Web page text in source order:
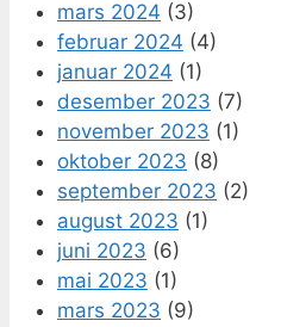
mars 2024 (3)
februar 2024 (4)
januar 2024 (1)
desember 2023 (7)
november 2023 (1)
oktober 2023 (8)
september 2023 (2)
august 2023 (1)
juni 2023 (6)
mai 2023 (1)
mars 2023 (9)